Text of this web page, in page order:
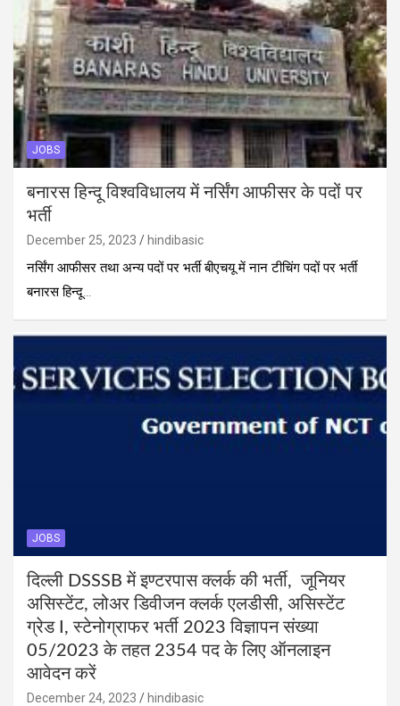
JOBS
बनारस हिन्दू विश्वविधालय में नर्सिंग आफीसर के पदों पर
भर्ती
December 25, 2023 hindibasic
नर्सिंग आफीसर तथा अन्य पदों पर भर्ती बीएचयू में नान टीचिंग पदों पर भर्ती
बनारस हिन्दू…
JOBS
दिल्ली DSSSB में इण्टरपास क्लर्क की भर्ती, जूनियर
असिस्टेंट, लोअर डिवीजन क्लर्क एलडीसी, असिस्टेंट
ग्रेड I, स्टेनोग्राफर भर्ती 2023 विज्ञापन संख्या
05/2023 के तहत 2354 पद के लिए ऑनलाइन
आवेदन करें
December 24, 2023 hindibasic